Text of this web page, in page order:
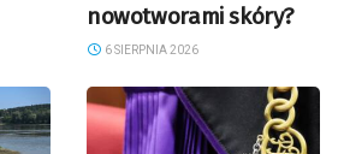
nowotworami skóry?
6 SIERPNIA 2026